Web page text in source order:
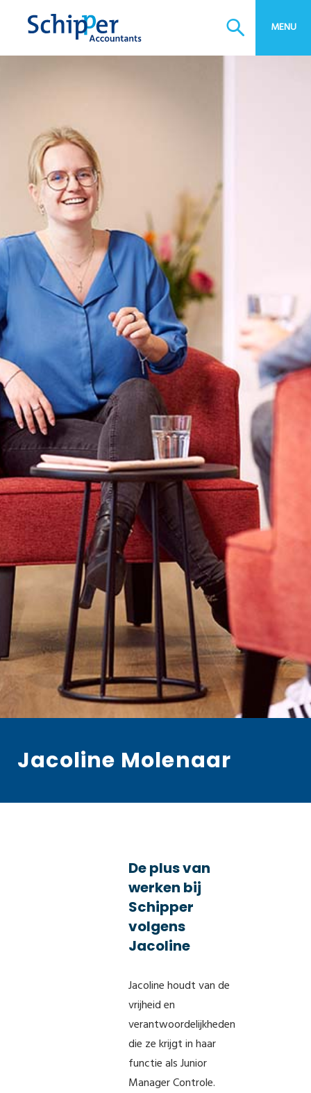
MENU
Estate planning
Bedrijfsopvolging
Bedrijfscontinuïteitsplan
Jacoline Molenaar
De plus van
werken bij
Schipper
volgens
Jacoline
Jacoline houdt van de
vrijheid en
verantwoordelijkheden
die ze krijgt in haar
functie als Junior
Manager Controle.